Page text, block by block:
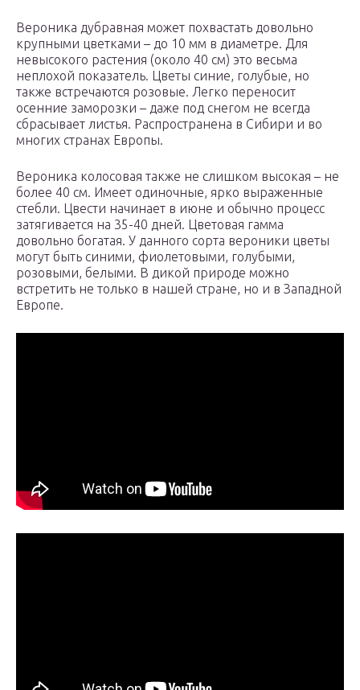
Вероника дубравная может похвастать довольно
крупными цветками – до 10 мм в диаметре. Для
невысокого растения (около 40 см) это весьма
неплохой показатель. Цветы синие, голубые, но
также встречаются розовые. Легко переносит
осенние заморозки – даже под снегом не всегда
сбрасывает листья. Распространена в Сибири и во
многих странах Европы.
Вероника колосовая также не слишком высокая – не
более 40 см. Имеет одиночные, ярко выраженные
стебли. Цвести начинает в июне и обычно процесс
затягивается на 35-40 дней. Цветовая гамма
довольно богатая. У данного сорта вероники цветы
могут быть синими, фиолетовыми, голубыми,
розовыми, белыми. В дикой природе можно
встретить не только в нашей стране, но и в Западной
Европе.